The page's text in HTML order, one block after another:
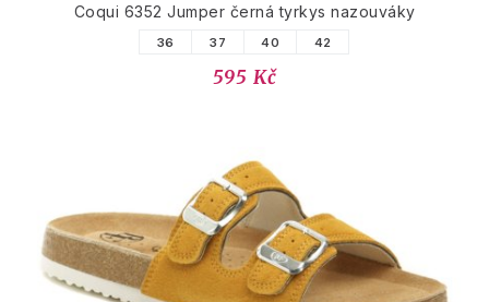
Coqui 6352 Jumper černá tyrkys nazouváky
36 37 40 42
595 Kč